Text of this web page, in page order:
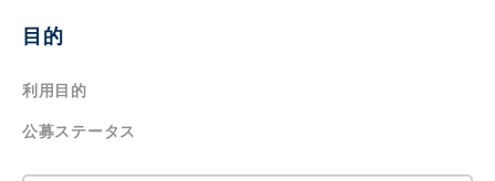
目的
利用目的
公募ステータス